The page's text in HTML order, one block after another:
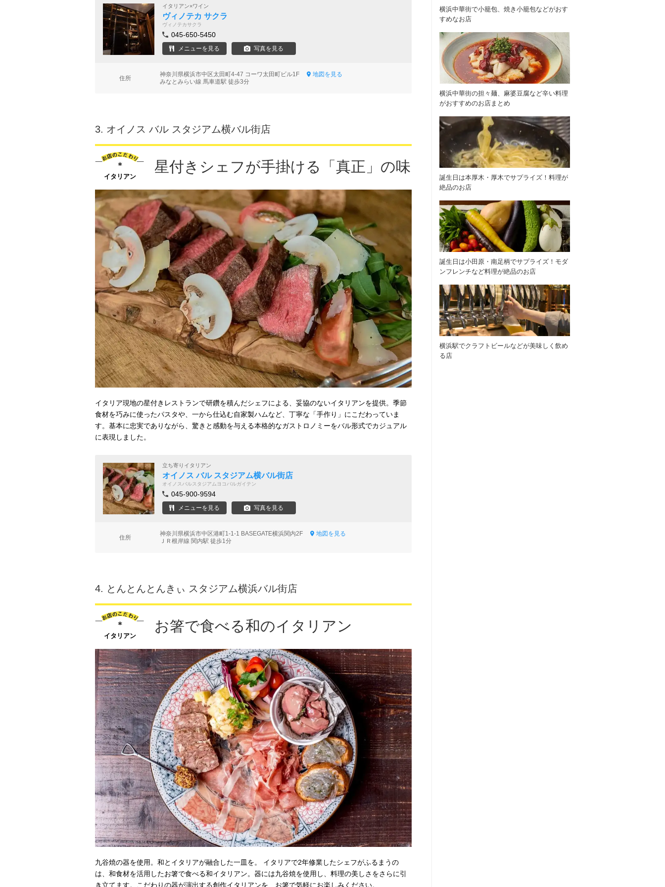
イタリアン×ワイン
ヴィノテカ サクラ
ヴィノテカサクラ
045-650-5450
メニューを見る 写真を見る
住所
神奈川県横浜市中区太田町4-47 コーワ太田町ビル1F
地図を見る
みなとみらい線 馬車道駅 徒歩3分
3. オイノス バル スタジアム横バル街店
イタリアン
星付きシェフが手掛ける「真正」の味
イタリア現地の星付きレストランで研鑽を積んだシェフによる、妥協のないイタリアンを提供。季節
食材を巧みに使ったパスタや、一から仕込む自家製ハムなど、丁寧な「手作り」にこだわっていま
す。基本に忠実でありながら、驚きと感動を与える本格的なガストロノミーをバル形式でカジュアル
に表現しました。
立ち寄りイタリアン
オイノス バル スタジアム横バル街店
オイノスバルスタジアムヨコバルガイテン
045-900-9594
メニューを見る 写真を見る
住所
神奈川県横浜市中区港町1-1-1 BASEGATE横浜関内2F
地図を見る
ＪＲ根岸線 関内駅 徒歩1分
4. とんとんとんきぃ スタジアム横浜バル街店
イタリアン
お箸で食べる和のイタリアン
九谷焼の器を使用。和とイタリアが融合した一皿を。 イタリアで2年修業したシェフがふるまうの
は、和食材を活用したお箸で食べる和イタリアン。器には九谷焼を使用し、料理の美しさをさらに引
き立てます。こだわりの器が演出する創作イタリアンを、お箸で気軽にお楽しみください。
横浜中華街で小籠包、焼き小籠包などがおす
すめなお店
横浜中華街の担々麺、麻婆豆腐など辛い料理
がおすすめのお店まとめ
誕生日は本厚木・厚木でサプライズ！料理が
絶品のお店
誕生日は小田原・南足柄でサプライズ！モダ
ンフレンチなど料理が絶品のお店
横浜駅でクラフトビールなどが美味しく飲め
る店